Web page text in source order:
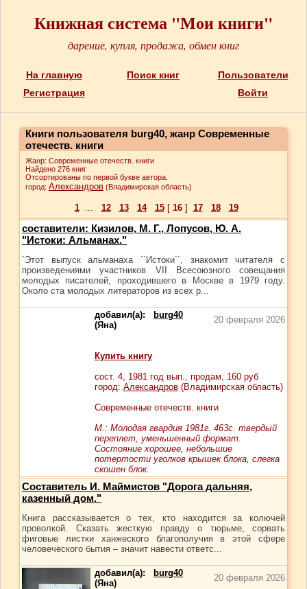
Книжная система "Мои книги"
дарение, купля, продажа, обмен книг
На главную Поиск книг
Пользователи
Регистрация
Войти
Книги пользователя burg40, жанр Современные
отечеств. книги
Жанр: Современные отечеств. книги
Найдено 276 книг
Отсортированы по первой букве автора.
город: Александров (Владимирская область)
1... 12 13 14 15[ 16] 17 18 19
составители: Кизилов, М. Г., Лопусов, Ю. А.
"Истоки: Альманах."
`Этот выпуск альманаха ``Истоки``, знакомит читателя с
произведениями участников VII Всесоюзного совещания
молодых писателей, проходившего в Москве в 1979 году.
Около ста молодых литераторов из всех р...
добавил(а):
burg40
(Яна)
20 февраля 2026
Купить книгу
сост. 4, 1981 год вып., продам, 160 руб
город: Александров (Владимирская область)
Современные отечеств. книги
М.: Молодая гвардия 1981г. 463с. твердый
переплет, уменьшенный формат.
Состояние хорошее, небольшие
потертости уголков крышек блока, слегка
скошен блок.
Составитель И. Маймистов "Дорога дальняя,
казенный дом."
Книга рассказывается о тех, кто находится за колючей
проволкой. Сказать жесткую правду о тюрьме, сорвать
фиговые листки ханжеского благополучия в этой сфере
человеческого бытия – значит навести ответс...
добавил(а):
burg40
(Яна)
20 февраля 2026